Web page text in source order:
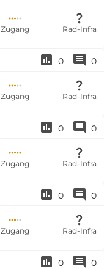
Zugang Rad-Infra
0 0
Zugang Rad-Infra
0 0
Zugang Rad-Infra
0 0
Zugang Rad-Infra
0 0